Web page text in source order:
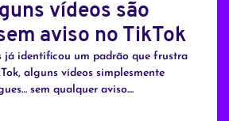
vídeos são
aviso no TikTok
já identificou um padrão que frustra
alguns vídeos simplesmente
sem qualquer aviso....